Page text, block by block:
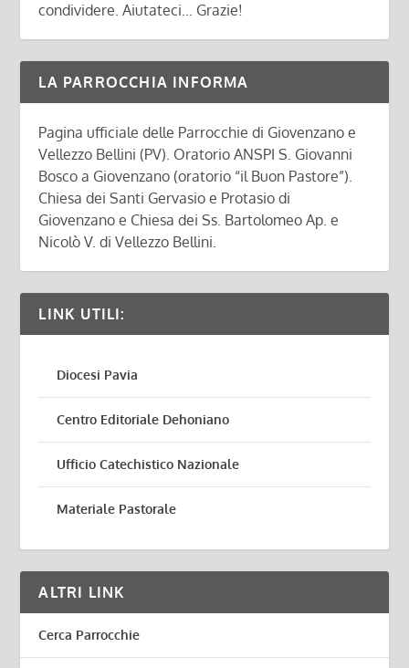
condividere. Aiutateci... Grazie!
LA PARROCCHIA INFORMA
Pagina ufficiale delle Parrocchie di Giovenzano e
Vellezzo Bellini (PV). Oratorio ANSPI S. Giovanni
Bosco a Giovenzano (oratorio “il Buon Pastore”).
Chiesa dei Santi Gervasio e Protasio di
Giovenzano e Chiesa dei Ss. Bartolomeo Ap. e
Nicolò V. di Vellezzo Bellini.
LINK UTILI:
Diocesi Pavia
Centro Editoriale Dehoniano
Ufficio Catechistico Nazionale
Materiale Pastorale
ALTRI LINK
Cerca Parrocchie